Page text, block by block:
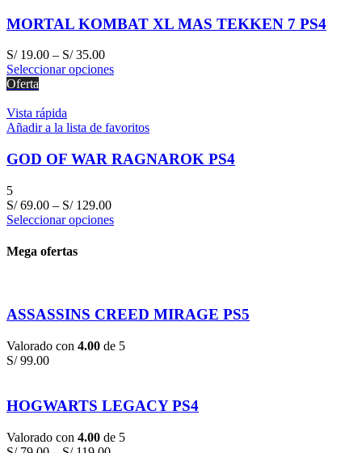
MORTAL KOMBAT XL MAS TEKKEN 7 PS4
S/19.00 – S/35.00
Seleccionar opciones
Oferta
Vista rápida
Añadir a la lista de favoritos
GOD OF WAR RAGNAROK PS4
5
S/69.00 – S/129.00
Seleccionar opciones
Mega ofertas
ASSASSINS CREED MIRAGE PS5
Valorado con 4.00 de 5
S/99.00
HOGWARTS LEGACY PS4
Valorado con 4.00 de 5